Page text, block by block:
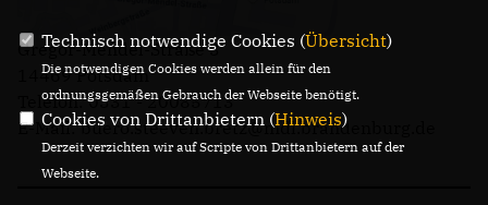
Gregor-Mendel-Straße 3
14469 Potsdam
Telefon: 0331 - 20085713
E-Mail: buero.steeven.bretz@mdl.brandenburg.de
Technisch notwendige Cookies (Übersicht)
Die notwendigen Cookies werden allein für den
ordnungsgemäßen Gebrauch der Webseite benötigt.
Cookies von Drittanbietern (Hinweis)
Derzeit verzichten wir auf Scripte von Drittanbietern auf der
Webseite.